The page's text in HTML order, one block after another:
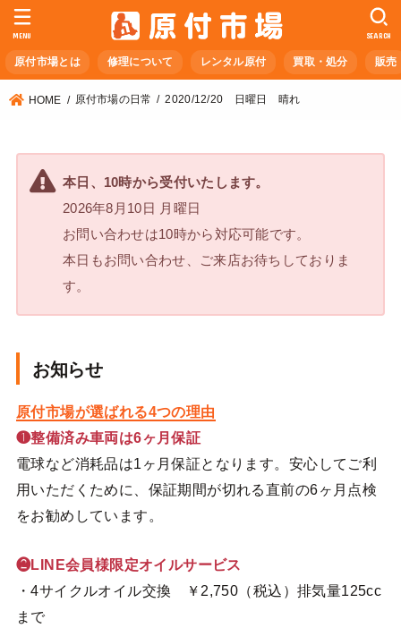
原付市場とは 修理について レンタル原付 買取・処分 販売
SEARCH
MENU
HOME 原付市場の日常 2020/12/20 日曜日 晴れ
本日、10時から受付いたします。
2026年8月10日 月曜日
お問い合わせは10時から対応可能です。
本日もお問い合わせ、ご来店お待ちしておりま
す。
お知らせ
原付市場が選ばれる4つの理由
❶整備済み車両は6ヶ月保証
電球など消耗品は1ヶ月保証となります。安心してご利
用いただくために、保証期間が切れる直前の6ヶ月点検
をお勧めしています。
❷LINE会員様限定オイルサービス
・4サイクルオイル交換 ￥2,750（税込）排気量125cc
まで